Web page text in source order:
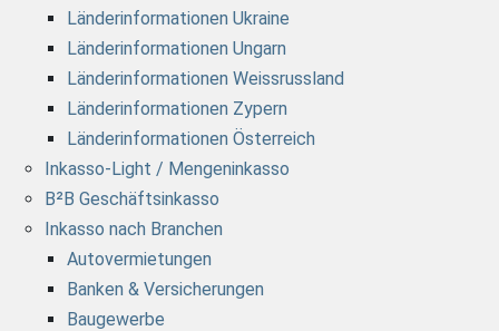
Länderinformationen Ukraine
Länderinformationen Ungarn
Länderinformationen Weissrussland
Länderinformationen Zypern
Länderinformationen Österreich
Inkasso-Light / Mengeninkasso
B²B Geschäftsinkasso
Inkasso nach Branchen
Autovermietungen
Banken & Versicherungen
Baugewerbe